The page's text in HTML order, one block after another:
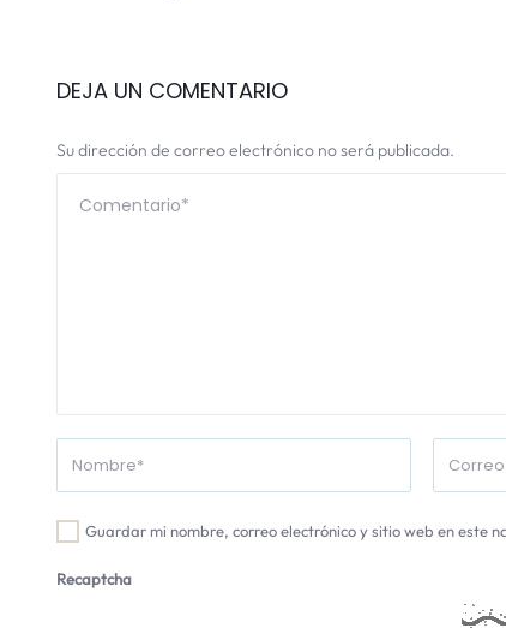
DEJA UN COMENTARIO
Su dirección de correo electrónico no será publicada.
Guardar mi nombre, correo electrónico y sitio web en este
Recaptcha